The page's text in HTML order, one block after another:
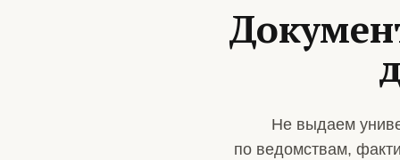
Не выдаем
по ведомствам,